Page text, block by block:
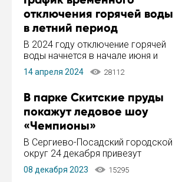
Пахомов.
отключения горячей воды
в летний период
В 2024 году отключение горячей
воды начнется в начале июня и
завершится в конце августа.
Период отключения составит не
14 апреля 2024 28112
В парке Скитские пруды
покажут ледовое шоу
«Чемпионы»
В Сергиево-Посадский городской
округ 24 декабря привезут
ледовый тур «Чемпионы»
заслуженного мастера спорта,
08 декабря 2023 15295